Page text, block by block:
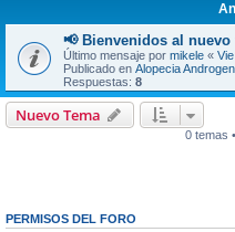
📢 Bienvenidos al
Último mensaje por mikele «
Publicado en Alopecia
Respuestas: 8
Nuevo Tema
0 temas
PERMISOS DEL FORO